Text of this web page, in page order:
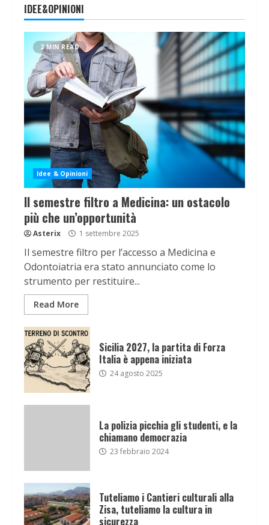
IDEE&OPINIONI
2 MIN READ
Idee & Opinioni
Il semestre filtro a Medicina: un ostacolo
più che un’opportunità
Asterix 1 settembre 2025
Il semestre filtro per l’accesso a Medicina e
Odontoiatria era stato annunciato come lo
strumento per restituire...
Read More
Sicilia 2027, la partita di Forza
Italia è appena iniziata
24 agosto 2025
La polizia picchia gli studenti, e la
chiamano democrazia
23 febbraio 2024
Tuteliamo i Cantieri culturali alla
Zisa, tuteliamo la cultura in
sicurezza